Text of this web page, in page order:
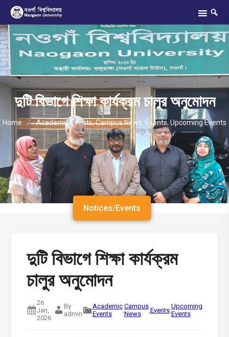
দুটি বিভাগে শিক্ষা কার্যক্রম চালুর অনুমোদন
Home / Academic Events,Campus News, Events, Upcoming Events
/ দুটি বিভাগে শিক্ষা কার্যক্রম চালুর অনুমোদন
Notices/Events
দুটি বিভাগে শিক্ষা কার্যক্রম
চালুর অনুমোদন
26
Jan,
2026
By
admin
Academic
Events
,Campus
News
, Events,Upcoming
Events